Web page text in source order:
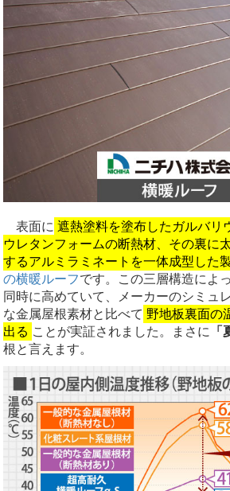
表面に 遮熱塗料を塗布したガルバリ
ウレタンフォームの断熱材、その裏に
するアルミラミネートを一体成型した
の横暖ルーフです。この三層構造によ
同時に高めていて、メーカーのシミュ
な金属屋根素材と比べて 野地板裏面の
出る ことが実証されました。まさに
根と言えます。